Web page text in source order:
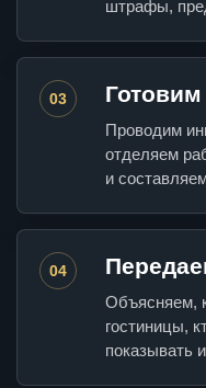
штрафы,
03
Проводим
отделяем
и
04
Объясняем,
гостиницы,
показывать